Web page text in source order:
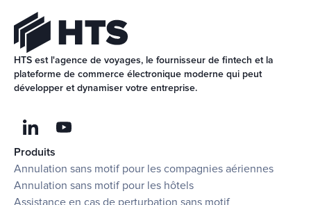
HTS est l'agence de voyages, le fournisseur de fintech et la
plateforme de commerce électronique moderne qui peut
développer et dynamiser votre entreprise.
Produits
Annulation sans motif pour les compagnies aériennes
Annulation sans motif pour les hôtels
Assistance en cas de perturbation sans motif